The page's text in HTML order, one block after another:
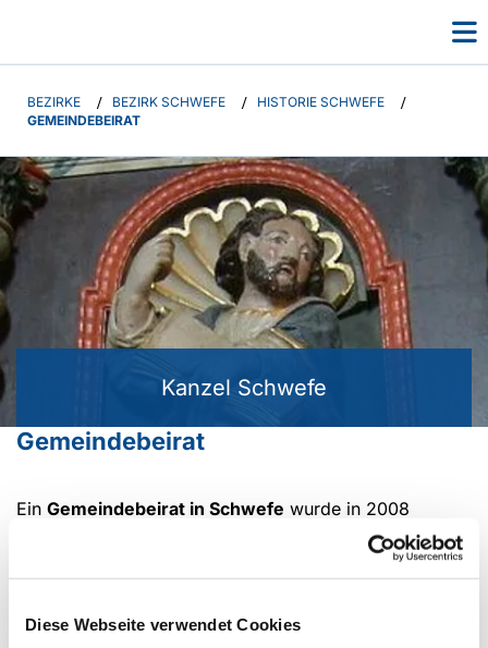
Diese Webseite verwendet Cookies
BEZIRKE / BEZIRK SCHWEFE / HISTORIE SCHWEFE /
GEMEINDEBEIRAT
Kanzel Schwefe
Gemeindebeirat
Ein Gemeindebeirat in Schwefe wurde in 2008
erstmals vom Presbyterium eingesetzt. Im Frühjahr
2016 wurde er wieder berufen und setzte sich aus alten
Er hatte zuletzt 14 Mitglieder, wobei u. a. die